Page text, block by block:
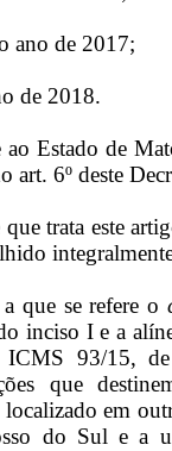
ano de 2017;
de 2018.
ao Estado de
art. 6º deste
trata este
que se refere o
inciso I e a
93/15,
que
em
do Sul e a